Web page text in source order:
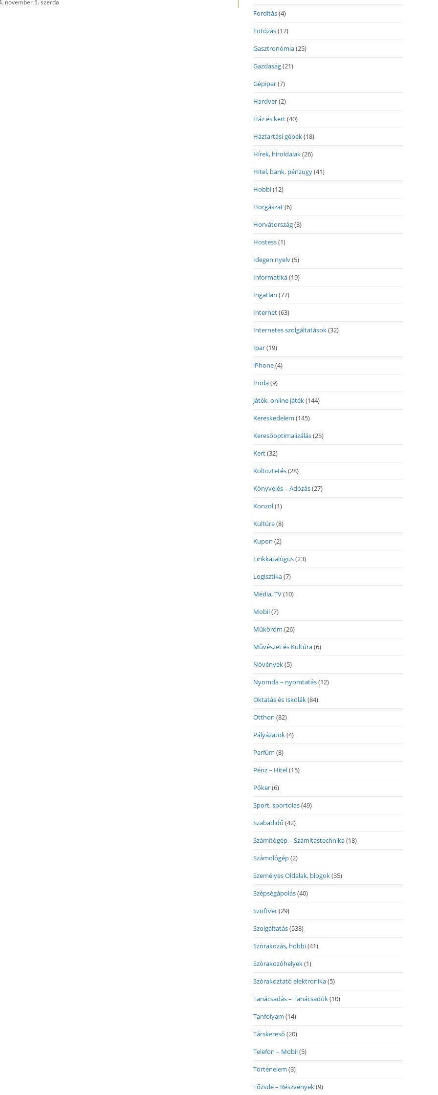
november 5. szerda
Fordítás(4)
Fotózás(17)
Gasztronómia(25)
Gazdaság(21)
Gépipar(7)
Hardver(2)
Ház és kert(40)
Háztartási gépek(18)
Hírek, híroldalak(26)
Hitel, bank, pénzügy(41)
Hobbi(12)
Horgászat(6)
Horvátország(3)
Hostess(1)
Idegen nyelv(5)
Informatika(19)
Ingatlan (77)
Internet(63)
Internetes szolgáltatások(32)
Ipar(19)
iPhone(4)
Iroda(9)
Játék, online játék(144)
Kereskedelem (145)
Keresőoptimalizálás(25)
Kert(32)
Költöztetés(28)
Könyvelés – Adózás(27)
Konzol(1)
Kultúra(8)
Kupon (2)
Linkkatalógus(23)
Logisztika(7)
Média, TV(10)
Mobil(7)
Műköröm (26)
Művészet és Kultúra(6)
Növények(5)
Nyomda – nyomtatás(12)
Oktatás és Iskolák(84)
Otthon (82)
Pályázatok(4)
Parfüm (8)
Pénz – Hitel(15)
Póker(6)
Sport, sportolás(49)
Szabadidő (42)
Számítógép – Számítástechnika(18)
Számológép(2)
Személyes Oldalak, blogok(35)
Szépségápolás(40)
Szoftver(29)
Szolgáltatás(538)
Szórakozás, hobbi(41)
Szórakozóhelyek(1)
Szórakoztató elektronika(5)
Tanácsadás – Tanácsadók(10)
Tanfolyam (14)
Társkereső (20)
Telefon – Mobil(5)
Történelem (3)
Tőzsde – Részvények(9)